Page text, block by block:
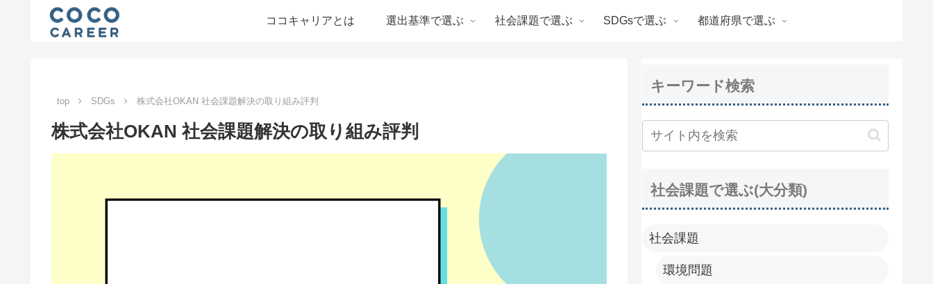
ココキャリアとは 選出基準で選ぶ 社会課題で選ぶ SDGsで選ぶ 都道府県で選ぶ
top SDGs 株式会社OKAN 社会課題解決の取り組み評判
株式会社OKAN 社会課題解決の取り組み評判
キーワード検索
社会課題で選ぶ(大分類)
社会課題
環境問題